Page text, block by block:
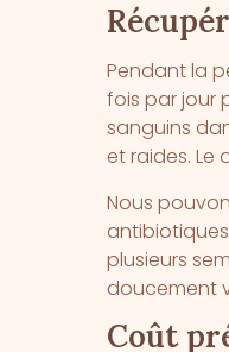
Pendant la
fois par jour
sanguins
et raides. Le
Nous
plusieurs
doucement
Coût